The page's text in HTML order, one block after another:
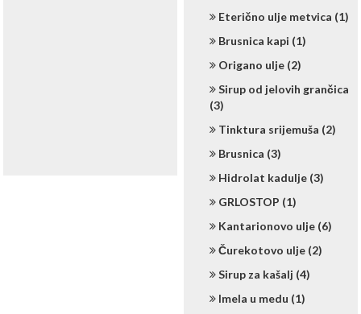
Eterično ulje metvica (1)
Brusnica kapi (1)
Origano ulje (2)
Sirup od jelovih grančica
(3)
Tinktura srijemuša (2)
Brusnica (3)
Hidrolat kadulje (3)
GRLOSTOP (1)
Kantarionovo ulje (6)
Čurekotovo ulje (2)
Sirup za kašalj (4)
Imela u medu (1)